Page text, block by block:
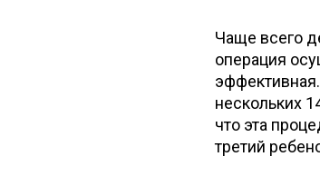
Чаще всего
операция
нескольких
что эта
третий